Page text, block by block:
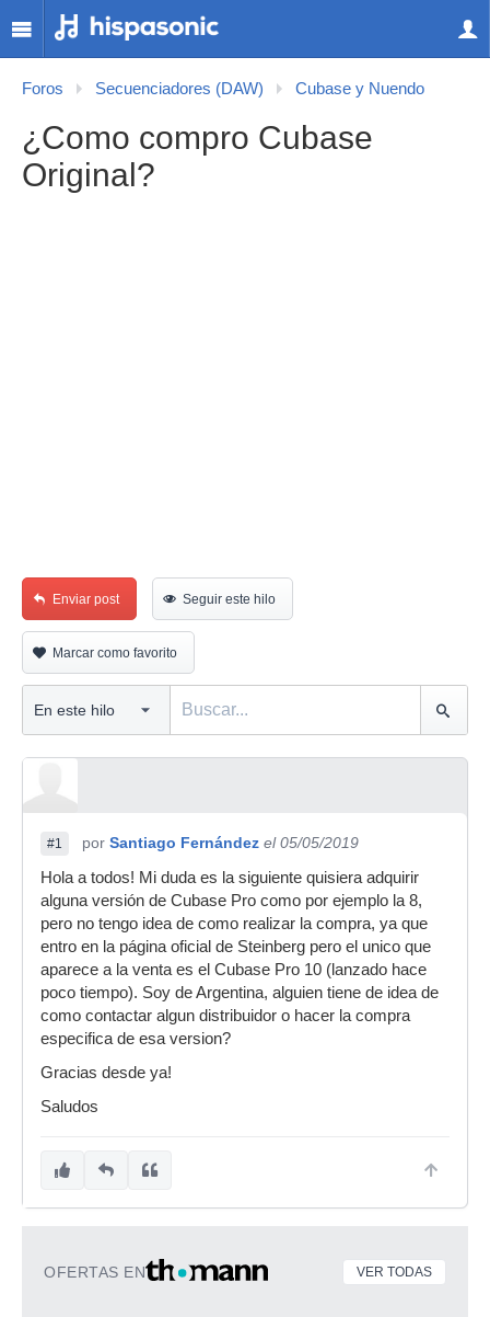
Foros Secuenciadores (DAW) Cubase y Nuendo
¿Como compro Cubase
Original?
Enviar post Seguir este hilo
Marcar como favorito
#1 por Santiago Fernández el 05/05/2019
Hola a todos! Mi duda es la siguiente quisiera adquirir
alguna versión de Cubase Pro como por ejemplo la 8,
pero no tengo idea de como realizar la compra, ya que
entro en la página oficial de Steinberg pero el unico que
aparece a la venta es el Cubase Pro 10 (lanzado hace
poco tiempo). Soy de Argentina, alguien tiene de idea de
como contactar algun distribuidor o hacer la compra
especifica de esa version?
Gracias desde ya!
Saludos
OFERTAS EN VER TODAS